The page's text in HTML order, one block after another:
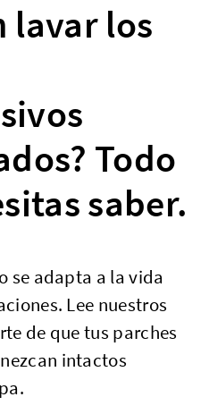
lavar los
Todo
saber.
se adapta a la vida
Lee nuestros
de que tus parches
intactos